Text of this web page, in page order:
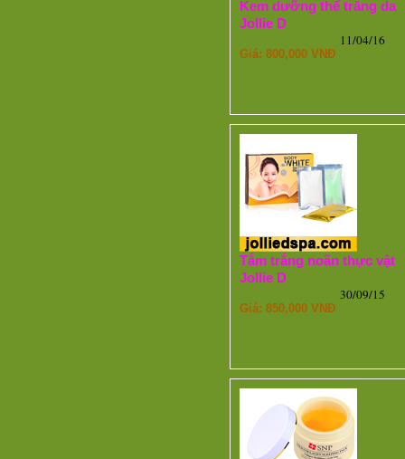
Kem dưỡng thể trắng da
Jollie D
Giá: 800,000 VNĐ
11/04/16
Tắm trắng noãn thực vật
Jollie D
Giá: 850,000 VNĐ
30/09/15